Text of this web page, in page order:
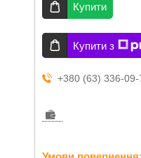
Купити
Купити з
+380 (63) 336-09-